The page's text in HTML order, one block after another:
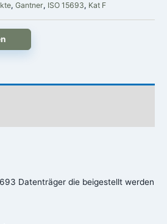
, Gantner, ISO 15693, Kat F
Datenträger die beigestellt werden